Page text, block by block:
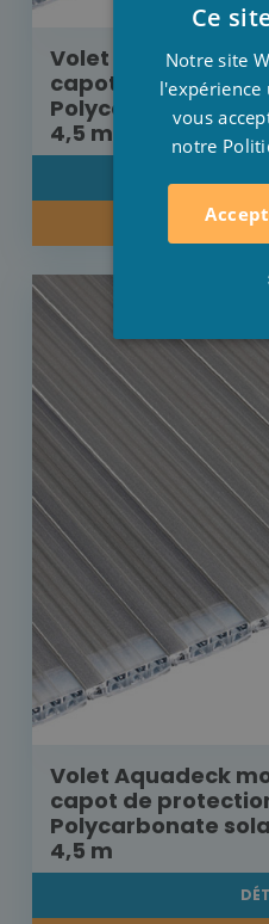
Volet Aquadeck
capot de
Polycarbonate
4,5 m
RENSEIGNEZ-
Volet Aquadeck
capot de
Polycarbonate
4,5 m
Ce
Notre site
vous
notre